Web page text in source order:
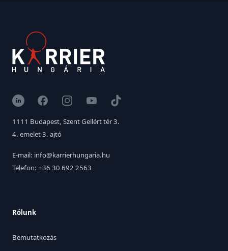
LinkedInFacebookInstagramYouTubeTikTok
1111 Budapest, Szent Gellért tér 3.
4. emelet 3. ajtó
E-mail: info@karrierhungaria.hu
Telefon: +36 30 692 2563
Rólunk
Bemutatkozás